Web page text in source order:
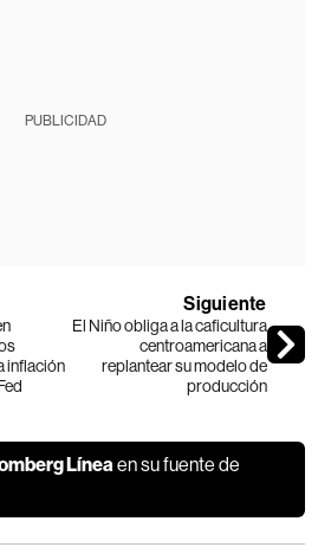
PUBLICIDAD
inflación
Siguiente
El Niño obliga a la caficultura
centroamericana a
replantear su modelo de
producción
Línea en su fuente de